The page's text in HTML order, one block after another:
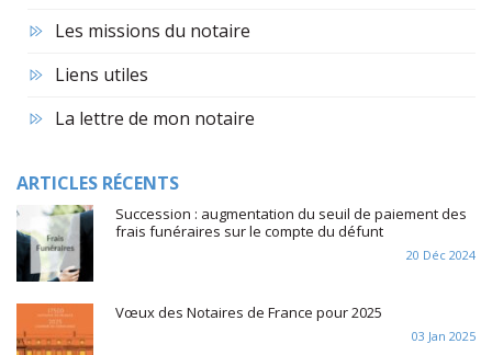
Les missions du notaire
Liens utiles
La lettre de mon notaire
ARTICLES RÉCENTS
Succession : augmentation du seuil de paiement des
frais funéraires sur le compte du défunt
20 Déc 2024
Vœux des Notaires de France pour 2025
03 Jan 2025